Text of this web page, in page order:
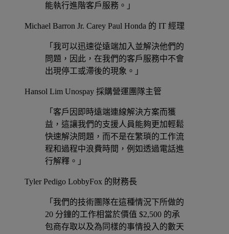
能執行進階客戶服務。」
Michael Barron Jr. Carey Paul Honda 的 IT 經理
「我可以迅速從遠端加入並解決他們的
問題，因此，在我們的客戶服務中不會
出現停工或滯後的現象。」
Hansol Lim Unospay 採購營運團隊主管
「客戶因即時遠端連線解決方案而獲
益，這讓我們的支援人員能夠更加輕鬆
快速解決問題，而不是在繁瑣的工作流
程和過程中浪費時間，例如透過電話進
行解釋。」
Tyler Pedigo LobbyFox 的財務長
「我們的技術團隊在這種情況下所做的
20 分鐘的工作相當於價值 $2,500 的承
包商存取以及為同樣的事情投入的數天